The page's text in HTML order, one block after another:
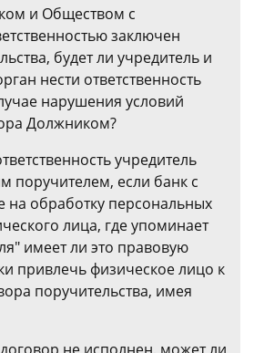
и Обществом с
заключен
будет ли учредитель и
нести ответственность
нарушения условий
Должником?
учредитель
если банк с
на обработку персональных
лица, где упоминает
имеет ли это правовую
привлечь физическое лицо к
поручительства, имея